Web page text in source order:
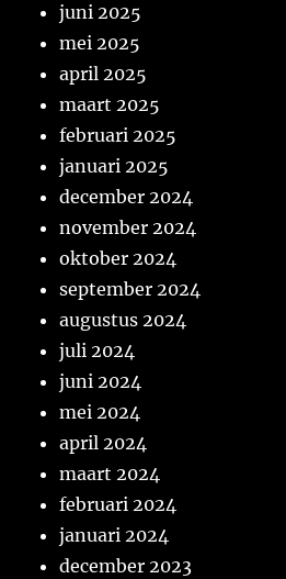
juni 2025
mei 2025
april 2025
maart 2025
februari 2025
januari 2025
december 2024
november 2024
oktober 2024
september 2024
augustus 2024
juli 2024
juni 2024
mei 2024
april 2024
maart 2024
februari 2024
januari 2024
december 2023